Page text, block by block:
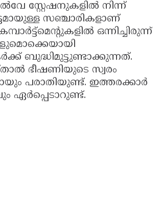
സ്റ്റേഷനുകളിൽ നിന്ന്
സഞ്ചാരികളാണ്
ഒന്നിച്ചിരുന്ന്
ബുദ്ധിമുട്ടുണ്ടാക്കുന്നത്.
ഭീഷണിയുടെ സ്വരം
പരാതിയുണ്ട്. ഇത്തരക്കാർ
ഏർപ്പെടാറുണ്ട്.